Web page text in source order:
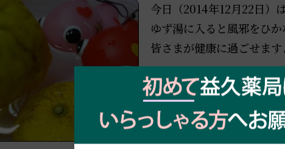
今日（2014年12月22日）
ゆず湯に入ると風邪をひか
皆さまが健康に過ごせま